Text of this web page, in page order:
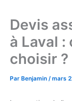
Devis
à Laval :
choisir ?
Par Benjamin /mars